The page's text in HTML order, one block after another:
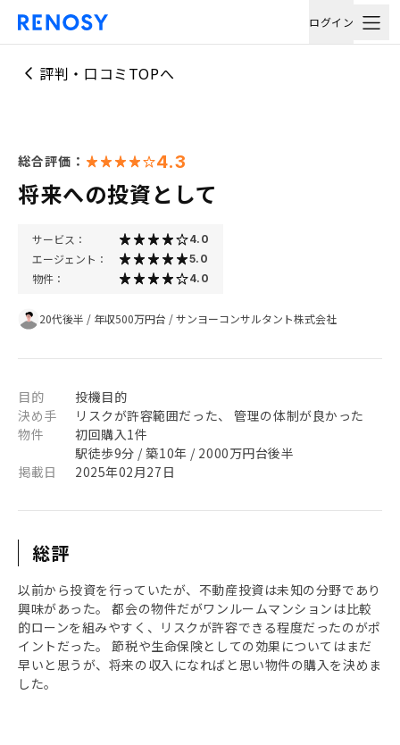
ログイン
評判・口コミTOPへ
総合評価： 4.3
将来への投資として
サービス： 4.0
エージェント： 5.0
物件： 4.0
20代後半 / 年収500万円台 /サンヨーコンサルタント株式会社
目的
投機目的
決め手
リスクが許容範囲だった、 管理の体制が良かった
物件
初回購入1件
駅徒歩9分 / 築10年 / 2000万円台後半
掲載日
2025年02月27日
総評
以前から投資を行っていたが、不動産投資は未知の分野であり
興味があった。 都会の物件だがワンルームマンションは比較
的ローンを組みやすく、リスクが許容できる程度だったのがポ
イントだった。 節税や生命保険としての効果についてはまだ
早いと思うが、将来の収入になればと思い物件の購入を決めま
した。